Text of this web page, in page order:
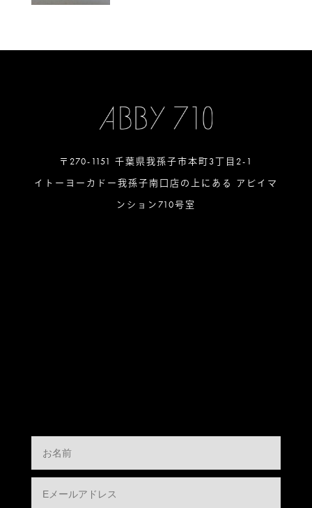
〒270-1151 千葉県我孫子市本町3丁目2-1
イトーヨーカドー我孫子南口店の上にある アビイマ
ンション710号室